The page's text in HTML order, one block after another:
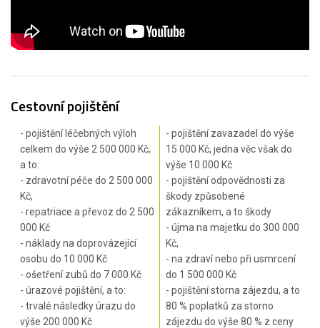
Cestovní pojištění
- pojištění léčebných výloh
celkem do výše 2 500 000 Kč,
a to:
- zdravotní péče do 2 500 000
Kč,
- repatriace a převoz do 2 500
000 Kč
- náklady na doprovázející
osobu do 10 000 Kč
- ošetření zubů do 7 000 Kč
- úrazové pojištění, a to:
- trvalé následky úrazu do
výše 200 000 Kč
- pojištění zavazadel do výše
15 000 Kč, jedna věc však do
výše 10 000 Kč
- pojištění odpovědnosti za
škody způsobené
zákazníkem, a to škody
- újma na majetku do 300 000
Kč,
- na zdraví nebo při usmrcení
do 1 500 000 Kč
- pojištění storna zájezdu, a to
80 % poplatků za storno
zájezdu do výše 80 % z ceny